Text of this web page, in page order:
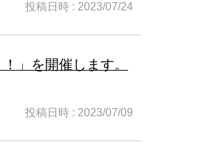
投稿日時 : 2023/07/24
」を開催します。
投稿日時 : 2023/07/09